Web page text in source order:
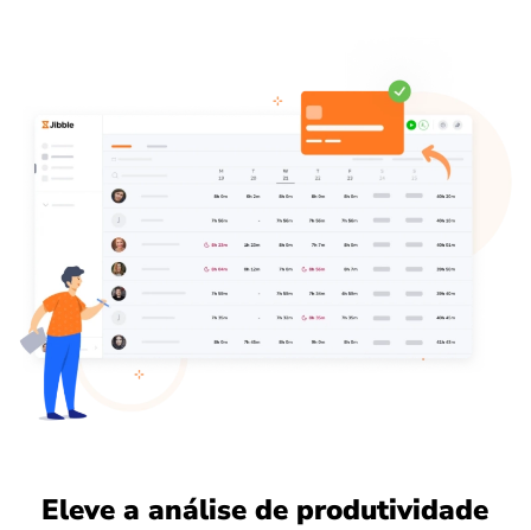
Eleve a análise de produtividade